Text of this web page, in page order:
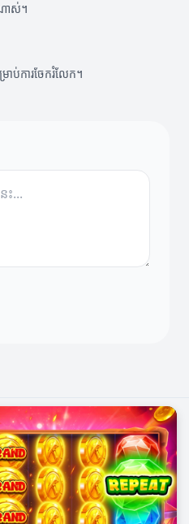
ាស់។
ប់ការចែករំលែក។